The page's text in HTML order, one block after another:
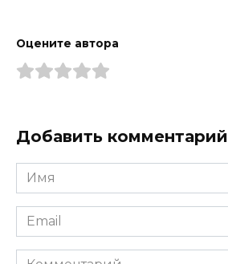
Оцените автора
Добавить комментарий